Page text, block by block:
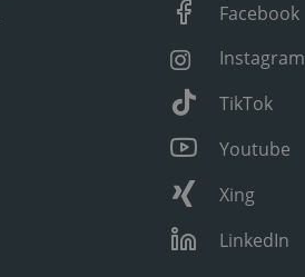
Facebook
Instagram
TikTok
Youtube
Xing
LinkedIn